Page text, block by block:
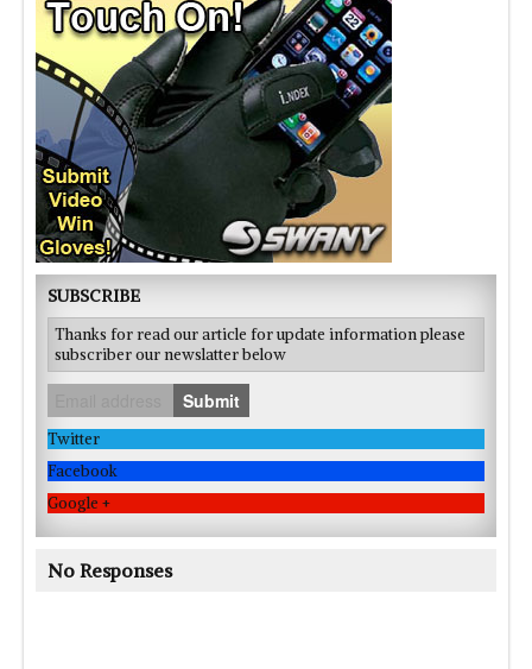
SUBSCRIBE
Thanks for read our article for update information please
subscriber our newslatter below
Submit
Twitter
Facebook
Google +
No Responses